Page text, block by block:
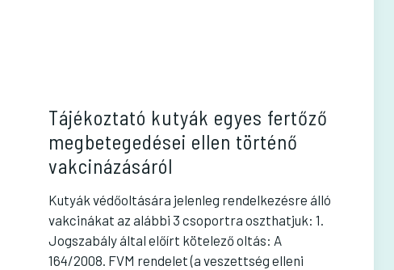
Tájékoztató kutyák egyes fertőző
megbetegedései ellen történő
vakcinázásáról
Kutyák védőoltására jelenleg rendelkezésre álló
vakcinákat az alábbi 3 csoportra oszthatjuk: 1.
Jogszabály által előírt kötelező oltás: A
164/2008. FVM rendelet (a veszettség elleni